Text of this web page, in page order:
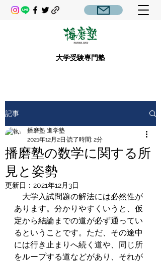
大学受験専門塾
記事
播磨塾の数学に関する所
見と姿勢
播磨塾 進学塾
2021年12月2日 読了時間: 2分
更新日： 2021年12月3日
大学入試問題の解法には必然性が
あります。分かりやすくいうと、仮
定から結論までの道が必ず通ってい
るということです。ただ、その途中
には行き止まりへ続く道や、同じ所
をループする道などがあり、それが